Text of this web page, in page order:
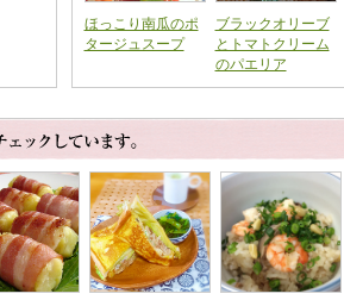
ほっこり南瓜のポ
タージュスープ
ブラックオリーブ
とトマトクリーム
のパエリア